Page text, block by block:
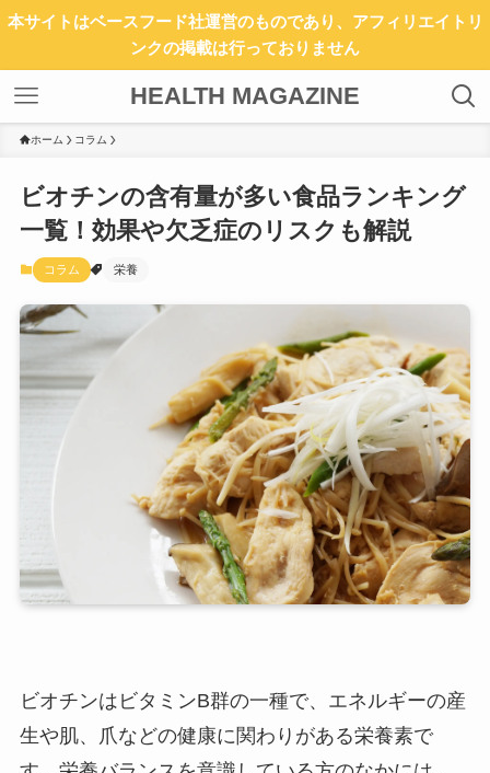
本サイトはベースフード社運営のものであり、アフィリエイトリ
ンクの掲載は行っておりません
HEALTH MAGAZINE
ホーム コラム
ビオチンの含有量が多い食品ランキング
一覧！効果や欠乏症のリスクも解説
コラム 栄養
ビオチンはビタミンB群の一種で、エネルギーの産
生や肌、爪などの健康に関わりがある栄養素で